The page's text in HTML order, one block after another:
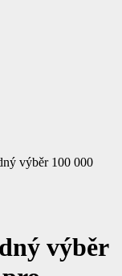
výběr 100 000
výběr